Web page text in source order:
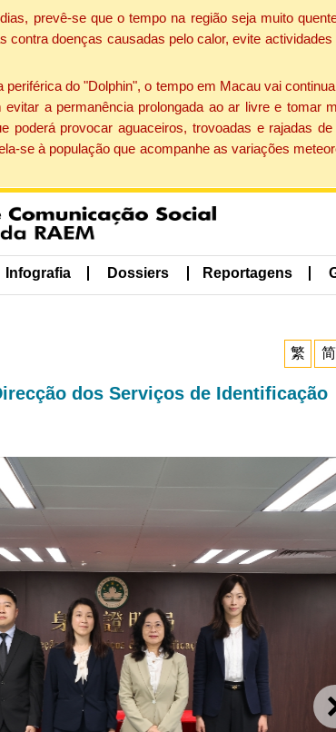
prevê-se que o tempo na região seja muito
contra doenças causadas pelo calor, evite
do "Dolphin", o tempo em Macau vai
a permanência prolongada ao ar livre e tomar
poderá provocar aguaceiros, trovoadas e rajadas
se à população que acompanhe as variações
Infografia Dossiers Reportagens
繁 简
dos Serviços de Identificação